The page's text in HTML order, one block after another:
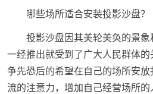
哪些场所适合安装投影沙盘？
投影沙盘因其美轮美奂的景象
一经推出就受到了广大人民群体
争先恐后的希望在自己的场所安
流的注意力，增加自己经营场所